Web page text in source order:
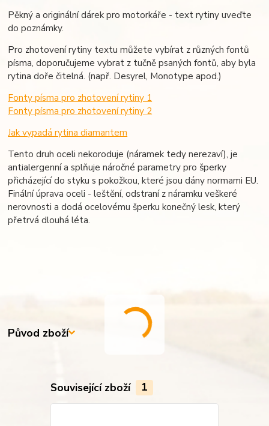
Pěkný a originální dárek pro motorkáře - text rytiny uveďte
do poznámky.
Pro zhotovení rytiny textu můžete vybírat z různých fontů
písma, doporučujeme vybrat z tučně psaných fontů, aby byla
rytina doře čitelná. (např. Desyrel, Monotype apod.)
Fonty písma pro zhotovení rytiny 1
Fonty písma pro zhotovení rytiny 2
Jak vypadá rytina diamantem
Tento druh oceli nekoroduje (náramek tedy nerezaví), je
antialergenní a splňuje náročné parametry pro šperky
přicházející do styku s pokožkou, které jsou dány normami EU.
Finální úprava oceli - leštění, odstraní z náramku veškeré
nerovnosti a dodá ocelovému šperku konečný lesk, který
přetrvá dlouhá léta.
Původ zboží
Související zboží 1